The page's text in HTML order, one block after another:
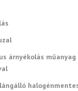
árnyékolás